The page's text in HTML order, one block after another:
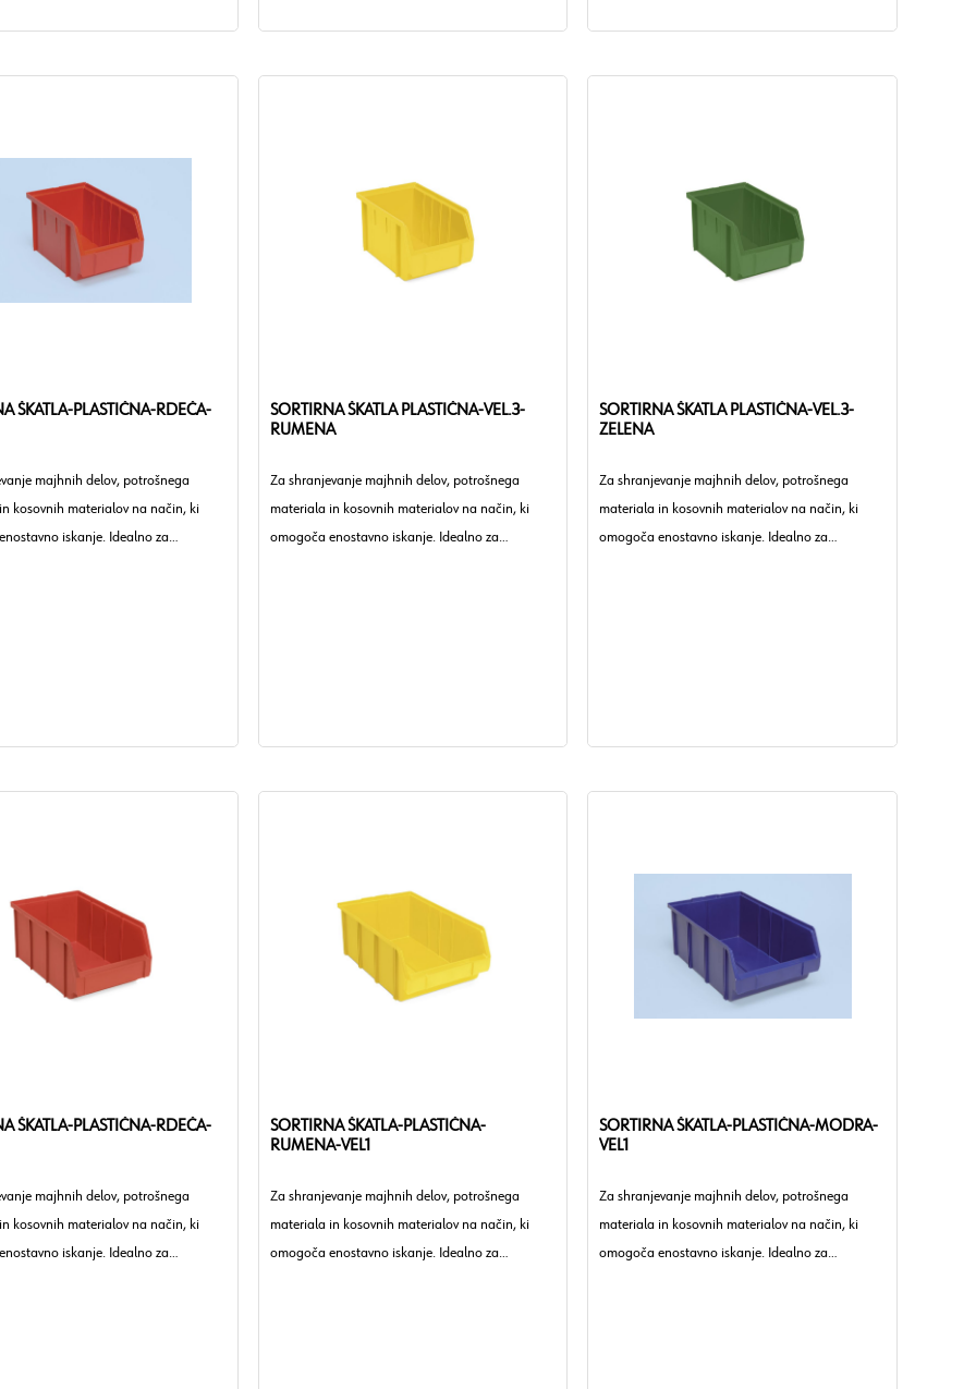
ŠKATLA-PLASTIČNA-RDEČA-
majhnih delov, potrošnega
kosovnih materialov na način, ki
iskanje. Idealno za
SORTIRNA ŠKATLA PLASTIČNA-VEL.3-
RUMENA
Za shranjevanje majhnih delov, potrošnega
materiala in kosovnih materialov na način, ki
omogoča enostavno iskanje. Idealno za
SORTIRNA ŠKATLA PLASTIČNA-VEL.3-
ZELENA
Za shranjevanje majhnih delov, potrošnega
materiala in kosovnih materialov na način, ki
omogoča enostavno iskanje. Idealno za
ŠKATLA-PLASTIČNA-RDEČA-
majhnih delov, potrošnega
kosovnih materialov na način, ki
iskanje. Idealno za
SORTIRNA ŠKATLA-PLASTIČNA-
RUMENA-VEL1
Za shranjevanje majhnih delov, potrošnega
materiala in kosovnih materialov na način, ki
omogoča enostavno iskanje. Idealno za
SORTIRNA ŠKATLA-PLASTIČNA-MODRA-
VEL1
Za shranjevanje majhnih delov, potrošnega
materiala in kosovnih materialov na način, ki
omogoča enostavno iskanje. Idealno za